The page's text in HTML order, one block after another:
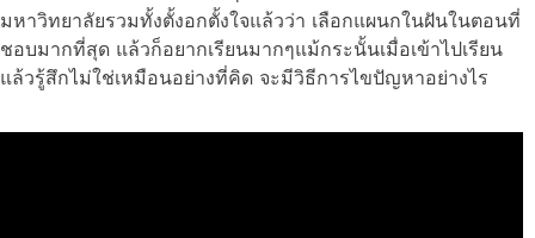
มหาวิทยาลัยรวมทั้งตั้งอกตั้งใจแล้วว่า เลือกแผนกในฝันในตอนที่
ชอบมากที่สุด แล้วก็อยากเรียนมากๆแม้กระนั้นเมื่อเข้าไปเรียน
แล้วรู้สึกไม่ใช่เหมือนอย่างที่คิด จะมีวิธีการไขปัญหาอย่างไร